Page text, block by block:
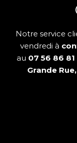
Notre service
vendredi à
au 07 56 86 81
Grande